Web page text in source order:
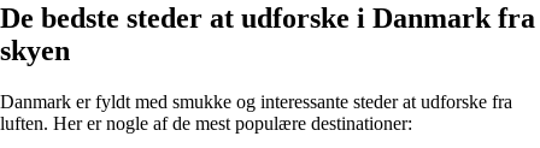
De bedste steder at udforske i Danmark fra
skyen
Danmark er fyldt med smukke og interessante steder at udforske fra
luften. Her er nogle af de mest populære destinationer: